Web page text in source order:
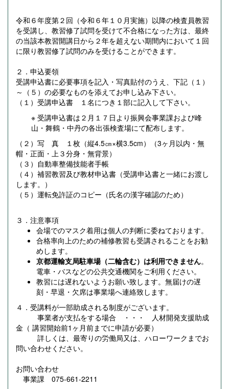
令和６年度第２回（令和６年１０月実施）以降の検査員教習
を受講し、教習修了試問を受けて不合格になった方は、最終
の当該本教習開講日から２年を超えない期間内において１回
に限り教習修了試問のみを受けることができます。
２．申込要領
受講申込書に必要事項を記入・写真貼付のうえ、下記（１）
～（５）の必要なものを添えてお申し込み下さい。
（１）受講申込書 １名につき１部に記入して下さい。
※ 受講申込書は２月１７日より振興会事業課および峰
山・舞鶴・中丹の各出張検査場にて配布します。
（２）写 真 １枚（縦4.5㎝×横3.5cm）（3ヶ月以内・無
帽・正面・上３分身・無背景）
（３）自動車整備技能者手帳
（４）補習教習及び教材申込書（受講申込書と一緒にお渡し
します。）
（５）運転免許証のコピー（氏名の漢字確認のため）
３．注意事項
会場でのマスク着用は個人の判断に委ねております。
合格率向上のための補修教習も受講されることをお勧
めします。
京都運輸支局駐車場（二輪含む）は利用できません。
電車・バスなどの公共交通機関をご利用ください。
教習には遅れないようお願い致します。無届けの遅
刻・早退・欠席は事業場へ連絡致します。
４．受講料が一部助成される制度がございます。
事業者が支払をする場合 ・・・ 人材開発支援助成
金（ 講習開始前1ヶ月前までに申請が必要）
詳しくは、最寄りの労働局又は、ハローワークまでお
問い合わせください。
お問い合わせ
事業課 075-661-2211